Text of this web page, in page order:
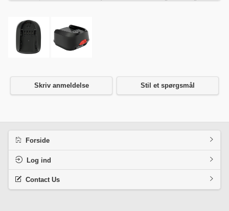
Skriv anmeldelse Stil et spørgsmål
Forside
Log ind
Contact Us